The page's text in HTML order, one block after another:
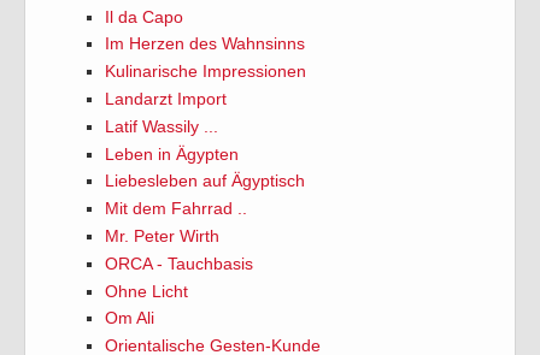
Il da Capo
Im Herzen des Wahnsinns
Kulinarische Impressionen
Landarzt Import
Latif Wassily ...
Leben in Ägypten
Liebesleben auf Ägyptisch
Mit dem Fahrrad ..
Mr. Peter Wirth
ORCA - Tauchbasis
Ohne Licht
Om Ali
Orientalische Gesten-Kunde